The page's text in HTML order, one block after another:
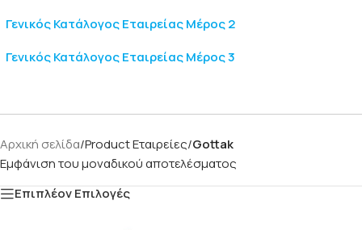
Γενικός Κατάλογος Εταιρείας Μέρος 2
Γενικός Κατάλογος Εταιρείας Μέρος 3
Αρχική σελίδα/Product Eταιρείες/Gottak
Εμφάνιση του μοναδικού αποτελέσματος
Επιπλέον Επιλογές